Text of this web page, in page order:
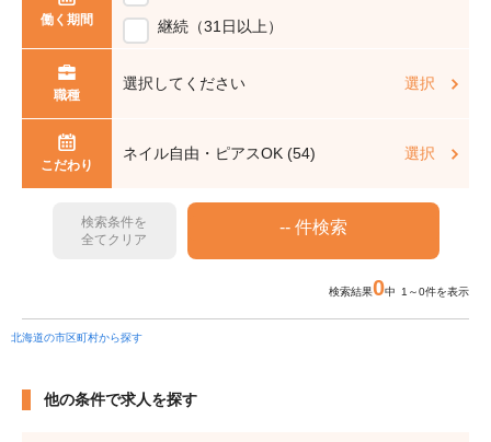
働く期間 継続（31日以上）
職種
選択してください 選択
こだわり
ネイル自由・ピアスOK (54) 選択
検索条件を
全てクリア
検索結果0中 1～0件を表示
北海道の市区町村から探す
他の条件で求人を探す